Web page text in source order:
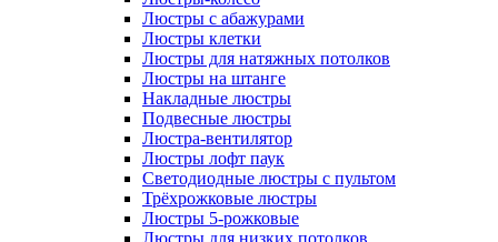
Люстры с абажурами
Люстры клетки
Люстры для натяжных потолков
Люстры на штанге
Накладные люстры
Подвесные люстры
Люстра-вентилятор
Люстры лофт паук
Светодиодные люстры с пультом
Трёхрожковые люстры
Люстры 5-рожковые
Люстры для низких потолков